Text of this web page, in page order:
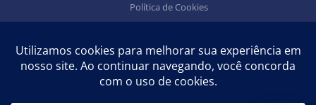
Política de Cookies